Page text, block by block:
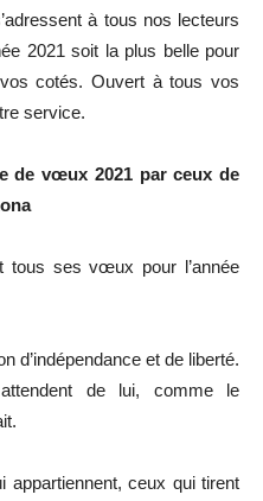
à tous nos lecteurs
2021 soit la plus belle pour
cotés. Ouvert à tous vos
service.
de vœux 2021 par ceux de
tous ses vœux pour l’année
d’indépendance et de liberté.
de lui, comme le
appartiennent, ceux qui tirent